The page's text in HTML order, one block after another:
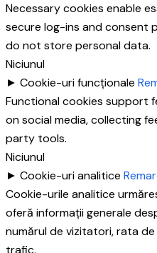
Necessary cookies enable
secure log-ins and consent
do not store personal data.
Niciunul
► Cookie-uri funcționale
Functional cookies support
on social media, collecting
party tools.
Niciunul
► Cookie-uri analitice
Cookie-urile analitice
oferă informații generale
numărul de vizitatori, rata